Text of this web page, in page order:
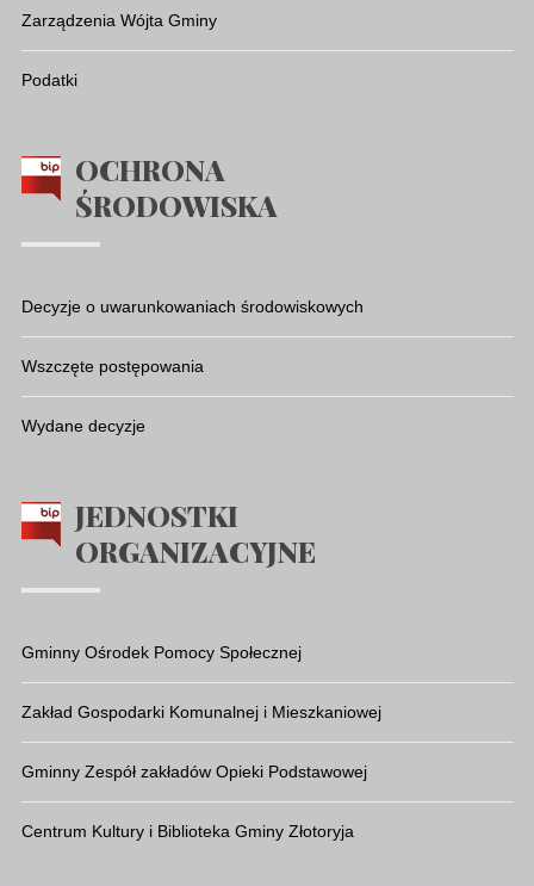
Zarządzenia Wójta Gminy
Podatki
OCHRONA
ŚRODOWISKA
Decyzje o uwarunkowaniach środowiskowych
Wszczęte postępowania
Wydane decyzje
JEDNOSTKI
ORGANIZACYJNE
Gminny Ośrodek Pomocy Społecznej
Zakład Gospodarki Komunalnej i Mieszkaniowej
Gminny Zespół zakładów Opieki Podstawowej
Centrum Kultury i Biblioteka Gminy Złotoryja